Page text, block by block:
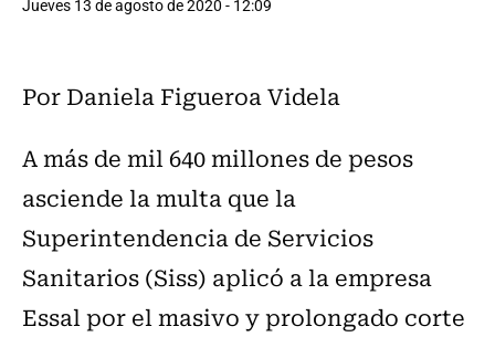
Jueves 13 de agosto de 2020 - 12:09
Por Daniela Figueroa Videla
A más de mil 640 millones de pesos
asciende la multa que la
Superintendencia de Servicios
Sanitarios (Siss) aplicó a la empresa
Essal por el masivo y prolongado corte